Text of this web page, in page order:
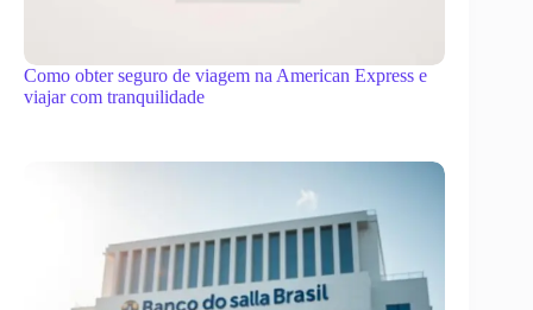
Como obter seguro de viagem na American Express e
viajar com tranquilidade